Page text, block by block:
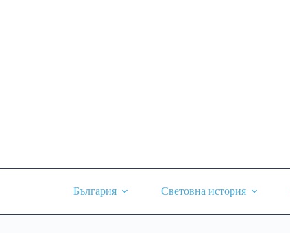
България Световна история